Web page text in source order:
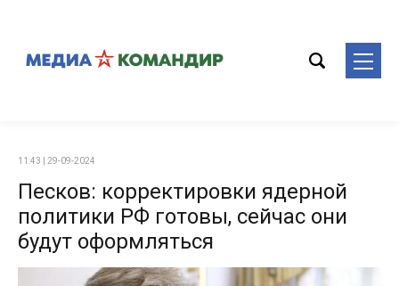
11:43 | 29-09-2024
Песков: корректировки ядерной
политики РФ готовы, сейчас они
будут оформляться